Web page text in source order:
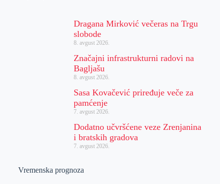
Dragana Mirković večeras na Trgu
slobode
8. avgust 2026.
Značajni infrastrukturni radovi na
Bagljašu
8. avgust 2026.
Sasa Kovačević priređuje veče za
pamćenje
7. avgust 2026.
Dodatno učvršćene veze Zrenjanina
i bratskih gradova
7. avgust 2026.
Vremenska prognoza